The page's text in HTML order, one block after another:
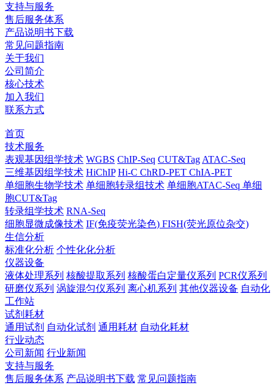
支持与服务
售后服务体系
产品说明书下载
常见问题指南
关于我们
公司简介
核心技术
加入我们
联系方式
首页
技术服务
表观基因组学技术 WGBS ChIP-Seq CUT&Tag ATAC-Seq
三维基因组学技术 HiChIP Hi-C ChRD-PET ChIA-PET
单细胞生物学技术 单细胞转录组技术 单细胞ATAC-Seq 单细
胞CUT&Tag
转录组学技术 RNA-Seq
细胞显微成像技术 IF(免疫荧光染色) FISH(荧光原位杂交)
生信分析
标准化分析 个性化化分析
仪器设备
液体处理系列 核酸提取系列 核酸蛋白定量仪系列 PCR仪系列
研磨仪系列 涡旋混匀仪系列 离心机系列 其他仪器设备 自动化
工作站
试剂耗材
通用试剂 自动化试剂 通用耗材 自动化耗材
行业动态
公司新闻 行业新闻
支持与服务
售后服务体系 产品说明书下载 常见问题指南